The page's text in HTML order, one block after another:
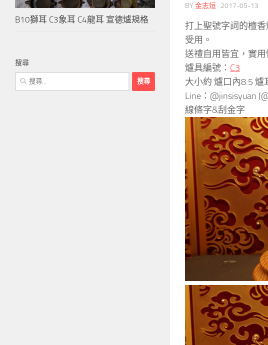
BY 金志烜 · 2017-05-13
打上聖號字詞的檀
受用。
送禮自用皆宜，實
爐具編號： C3
大小約 爐口內8.5 爐
Line：@jinsisyuan
線條字&刮金字
B10獅耳 C3象耳 C4龍耳 宣德爐規格
搜尋
搜
尋